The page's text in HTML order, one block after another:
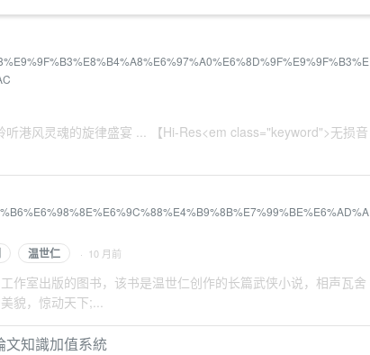
听港风灵魂的旋律盛宴 ... 【Hi-Res<em class="keyword">无损音
温世仁 · 10 月前
作室出版的图书，该书是温世仁创作的长篇武侠小说，相声瓦舍
貌，惊动天下;...
文知識加值系統